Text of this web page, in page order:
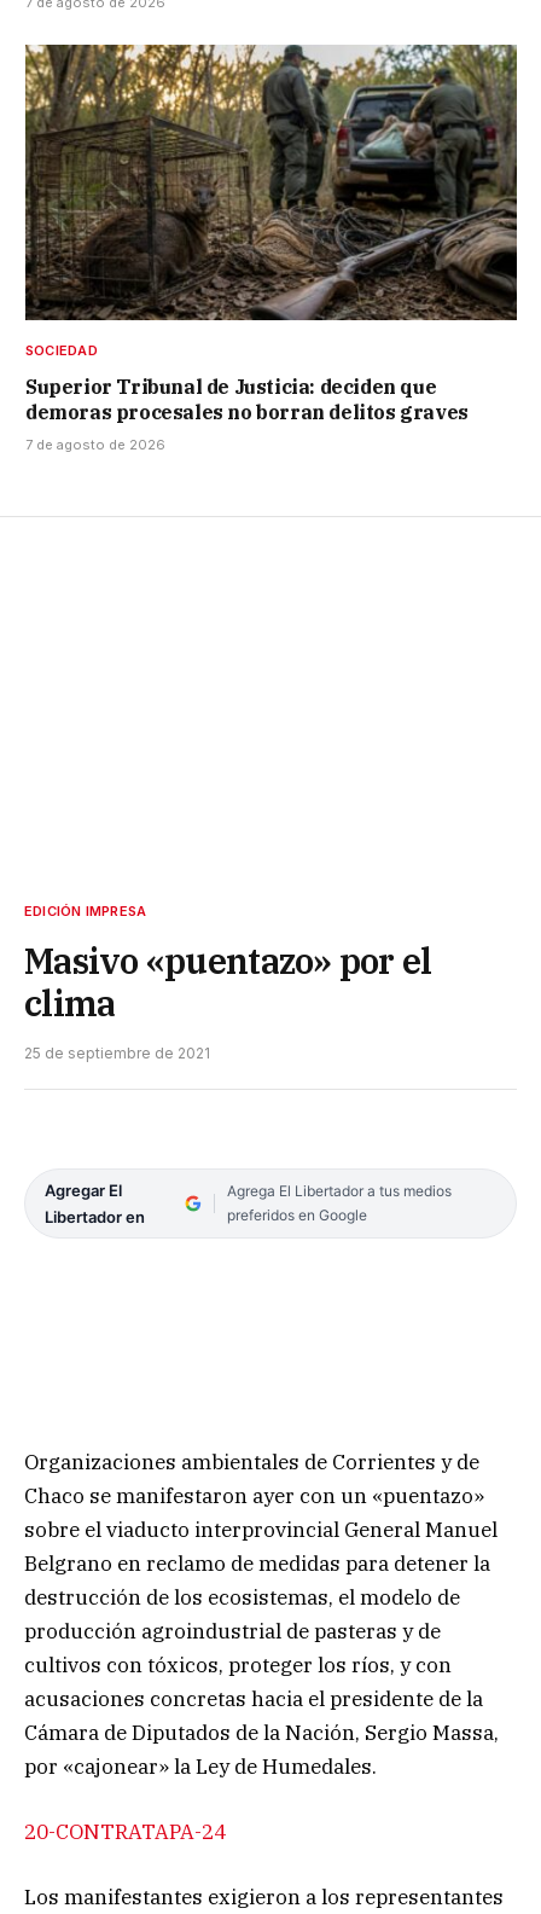
SOCIEDAD
Superior Tribunal de Justicia: deciden que
demoras procesales no borran delitos graves
7 de agosto de 2026
EDICIÓN IMPRESA
Masivo «puentazo» por el
clima
25 de septiembre de 2021
Agregar El
Libertador en
Agrega El Libertador a tus medios
preferidos en Google
Organizaciones ambientales de Corrientes y de
Chaco se manifestaron ayer con un «puentazo»
sobre el viaducto interprovincial General Manuel
Belgrano en reclamo de medidas para detener la
destrucción de los ecosistemas, el modelo de
producción agroindustrial de pasteras y de
cultivos con tóxicos, proteger los ríos, y con
acusaciones concretas hacia el presidente de la
Cámara de Diputados de la Nación, Sergio Massa,
por «cajonear» la Ley de Humedales.
20-CONTRATAPA-24
Los manifestantes exigieron a los representantes